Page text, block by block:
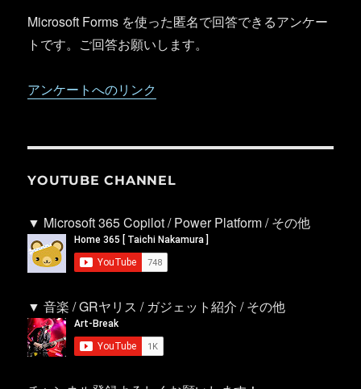
Microsoft Forms を使った匿名で回答できるアンケー
トです。ご回答お願いします。
アンケートへのリンク
YOUTUBE CHANNEL
▼ Microsoft 365 Copilot / Power Platform / その他
▼ 音楽 / GRヤリス / ガジェット紹介 / その他